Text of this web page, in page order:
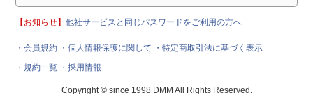
【お知らせ】他社サービスと同じパスワードをご利用の方へ
・会員規約 ・個人情報保護に関して
・特定商取引法に基づく表示
・規約一覧 ・採用情報
Copyright © since 1998 DMM All Rights Reserved.